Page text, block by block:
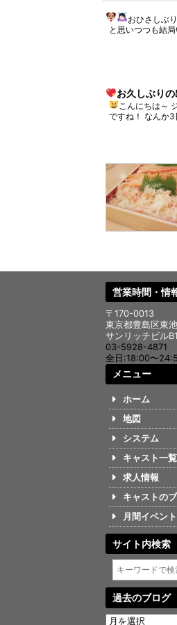
ま
す)
ウ
ィ
ン
ま
す)
おひさしぶ
と思いつつも結
お久しぶり
こんにちは～
ですね！ なんか3
営業時間・情
〒170-0013
東京都豊島区東
サンリッチビル
03-5928-4871
全日:18:00〜
メニュー
ホーム
地図
システム
キャスト一覧
求人情報
キャストの
月間イベン
サイト内検索
過去のブログ
過